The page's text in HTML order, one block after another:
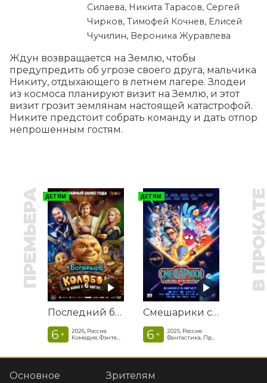
Силаева, Никита Тарасов, Сергей
Чирков, Тимофей Кочнев, Елисей
Чучилин, Вероника Журавлева
Ждун возвращается на Землю, чтобы
предупредить об угрозе своего друга, мальчика
Никиту, отдыхающего в летнем лагере. Злодеи
из космоса планируют визит на Землю, и этот
визит грозит землянам настоящей катастрофой.
Никите предстоит собрать команду и дать отпор
непрошенным гостям.
ПРЕМЬЕРА ДЕТЯМ
Последний богатырь. Колобок
6 +
2026, Россия
Комедия, Фэнтези, Приключения
ДЕТЯМ
Смешарики сквозь вселенные
6 +
2025, Россия
Фантастика, Приключенческая комедия
В
Основное
Зрителям